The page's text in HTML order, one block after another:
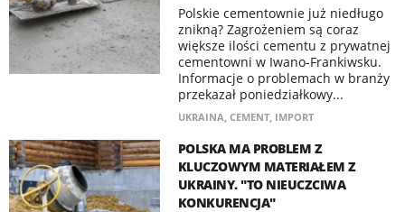
Polskie cementownie już niedługo
znikną? Zagrożeniem są coraz
większe ilości cementu z prywatnej
cementowni w Iwano-Frankiwsku.
Informacje o problemach w branży
przekazał poniedziałkowy...
UKRAINA, CEMENT, IMPORT
POLSKA MA PROBLEM Z
KLUCZOWYM MATERIAŁEM Z
UKRAINY. "TO NIEUCZCIWA
KONKURENCJA"